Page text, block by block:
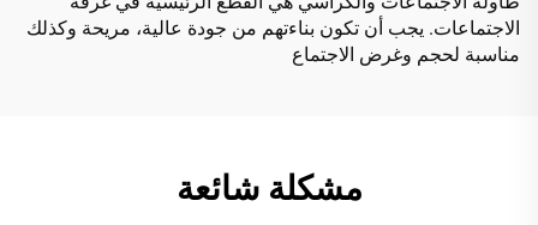
الاجتماعات. يجب أن تكون بناءتهم من جودة عالية، مريحة وكذلك
مناسبة لحجم وغرض الاجتماع
مشكلة شائعة